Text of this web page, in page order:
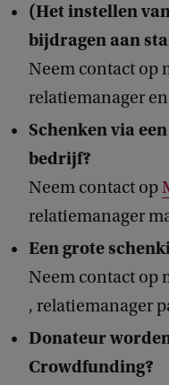
(Het instellen
bijdragen aan
Neem contact op
relatiemanager
Schenken via
bedrijf?
Neem contact op
relatiemanager
Een grote
Neem contact op
, relatiemanager
Donateur
Crowdfunding?